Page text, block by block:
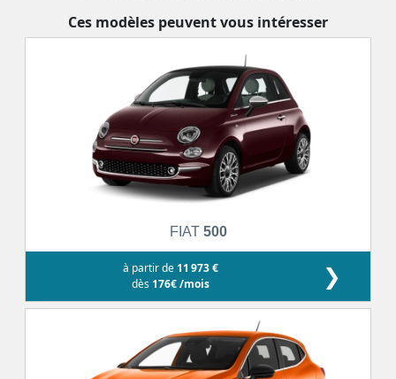
Ces modèles peuvent vous intéresser
FIAT 500
à partir de 11 973 €
dès 176€ /mois ❯